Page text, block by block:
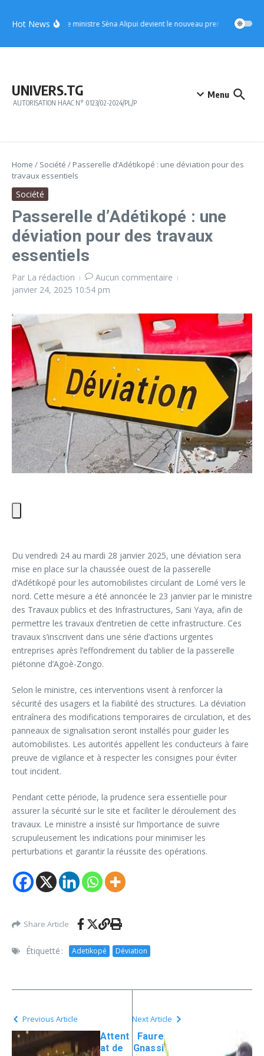
Hot NewsUFC : le ministre Sèna Alipui devient le nouveau premier vice-
UNIVERS.TG
AUTORISATION HAAC N° 0123/02-2024/PL/P
Menu
Home / Société / Passerelle d’Adétikopé : une déviation pour des
travaux essentiels
Société
Passerelle d’Adétikopé : une
déviation pour des travaux
essentiels
Par La rédaction
Aucun commentaire
janvier 24, 2025 10:54 pm
Du vendredi 24 au mardi 28 janvier 2025, une déviation sera
mise en place sur la chaussée ouest de la passerelle
d’Adétikopé pour les automobilistes circulant de Lomé vers le
nord. Cette mesure a été annoncée le 23 janvier par le ministre
des Travaux publics et des Infrastructures, Sani Yaya, afin de
permettre les travaux d’entretien de cette infrastructure. Ces
travaux s’inscrivent dans une série d’actions urgentes
entreprises après l’effondrement du tablier de la passerelle
piétonne d’Agoè-Zongo.
Selon le ministre, ces interventions visent à renforcer la
sécurité des usagers et la fiabilité des structures. La déviation
entraînera des modifications temporaires de circulation, et des
panneaux de signalisation seront installés pour guider les
automobilistes. Les autorités appellent les conducteurs à faire
preuve de vigilance et à respecter les consignes pour éviter
tout incident.
Pendant cette période, la prudence sera essentielle pour
assurer la sécurité sur le site et faciliter le déroulement des
travaux. Le ministre a insisté sur l’importance de suivre
scrupuleusement les indications pour minimiser les
perturbations et garantir la réussite des opérations.
Share Article
Étiquetté : Adetikopé Déviation
Previous Article
Attent
at de
Next Article
Faure
Gnassi